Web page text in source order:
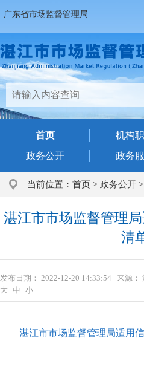
广东省市场监督管理局
首页 机构
政务公开
政务
当前位置： 首页 > 政务公开 >
湛江市市场监督管理
清
发布日期： 2022-12-20 14:33:54 来源：
大 中 小
湛江市市场监督管理局适用